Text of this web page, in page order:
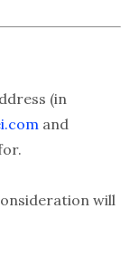
(in
and
will